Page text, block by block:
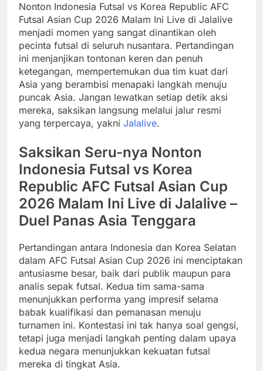
Nonton Indonesia Futsal vs Korea Republic AFC
Futsal Asian Cup 2026 Malam Ini Live di Jalalive
menjadi momen yang sangat dinantikan oleh
pecinta futsal di seluruh nusantara. Pertandingan
ini menjanjikan tontonan keren dan penuh
ketegangan, mempertemukan dua tim kuat dari
Asia yang berambisi menapaki langkah menuju
puncak Asia. Jangan lewatkan setiap detik aksi
mereka, saksikan langsung melalui jalur resmi
yang terpercaya, yakni Jalalive.
Saksikan Seru-nya Nonton
Indonesia Futsal vs Korea
Republic AFC Futsal Asian Cup
2026 Malam Ini Live di Jalalive –
Duel Panas Asia Tenggara
Pertandingan antara Indonesia dan Korea Selatan
dalam AFC Futsal Asian Cup 2026 ini menciptakan
antusiasme besar, baik dari publik maupun para
analis sepak futsal. Kedua tim sama-sama
menunjukkan performa yang impresif selama
babak kualifikasi dan pemanasan menuju
turnamen ini. Kontestasi ini tak hanya soal gengsi,
tetapi juga menjadi langkah penting dalam upaya
kedua negara menunjukkan kekuatan futsal
mereka di tingkat Asia.